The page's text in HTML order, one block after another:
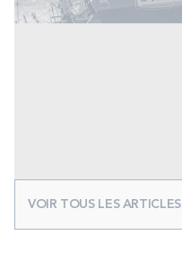
VOIR TOUS LES ARTICLES